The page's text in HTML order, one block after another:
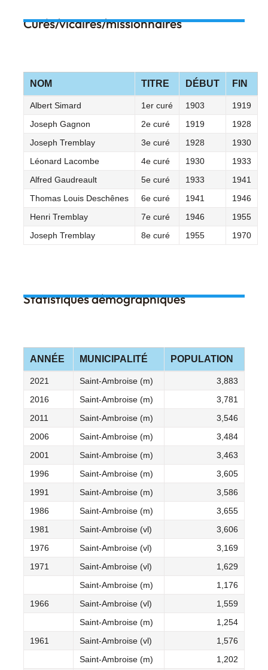
Curés/vicaires/missionnaires
NOM TITRE DÉBUT FIN
Albert Simard 1er curé 1903
1919
Joseph Gagnon
2e curé 1919
1928
Joseph Tremblay
3e curé 1928
1930
Léonard Lacombe
4e curé 1930
1933
Alfred Gaudreault
5e curé 1933
1941
Thomas Louis Deschênes
6e curé 1941
1946
Henri Tremblay
7e curé 1946
1955
Joseph Tremblay
8e curé 1955 1970
Statistiques démographiques
ANNÉE MUNICIPALITÉ POPULATION
2021 Saint-Ambroise (m)
3,883
2016
Saint-Ambroise (m)
3,781
2011
Saint-Ambroise (m)
3,546
2006
Saint-Ambroise (m)
3,484
2001
Saint-Ambroise (m)
3,463
1996
Saint-Ambroise (m)
3,605
1991
Saint-Ambroise (m)
3,586
1986
Saint-Ambroise (m)
3,655
1981
Saint-Ambroise (vl)
3,606
1976
Saint-Ambroise (vl)
3,169
1971
Saint-Ambroise (vl)
1,629
Saint-Ambroise (m)
1,176
1966
Saint-Ambroise (vl)
1,559
Saint-Ambroise (m)
1,254
1961
Saint-Ambroise (vl)
1,576
Saint-Ambroise (m)
1,202